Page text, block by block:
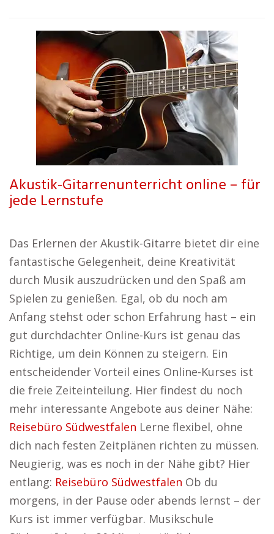
Akustik-Gitarrenunterricht online – für
jede Lernstufe
Das Erlernen der Akustik-Gitarre bietet dir eine
fantastische Gelegenheit, deine Kreativität
durch Musik auszudrücken und den Spaß am
Spielen zu genießen. Egal, ob du noch am
Anfang stehst oder schon Erfahrung hast – ein
gut durchdachter Online-Kurs ist genau das
Richtige, um dein Können zu steigern. Ein
entscheidender Vorteil eines Online-Kurses ist
die freie Zeiteinteilung. Hier findest du noch
mehr interessante Angebote aus deiner Nähe:
Reisebüro Südwestfalen Lerne flexibel, ohne
dich nach festen Zeitplänen richten zu müssen.
Neugierig, was es noch in der Nähe gibt? Hier
entlang: Reisebüro Südwestfalen Ob du
morgens, in der Pause oder abends lernst – der
Kurs ist immer verfügbar. Musikschule